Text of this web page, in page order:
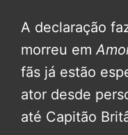
A declaração
morreu em
fãs já estão
ator desde
até Capitão